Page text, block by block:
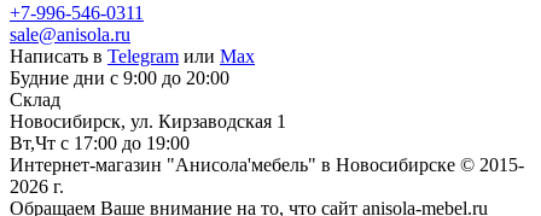
+7-996-546-0311
sale@anisola.ru
Написать в Telegram или Max
Будние дни с 9:00 до 20:00
Склад
Новосибирск, ул. Кирзаводская 1
Вт,Чт с 17:00 до 19:00
Интернет-магазин "Анисола'мебель" в Новосибирске © 2015-
2026 г.
Обращаем Ваше внимание на то, что сайт anisola-mebel.ru